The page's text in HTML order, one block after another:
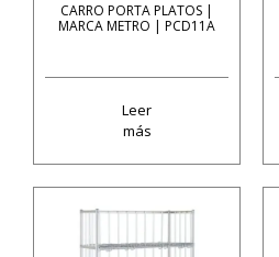
CARRO PORTA PLATOS |
MARCA METRO | PCD11A
Leer
más